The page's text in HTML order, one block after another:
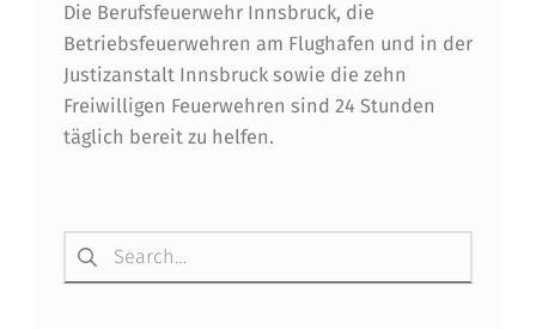
N
F
Ü
R
E
H
Die Berufsfeuerwehr Innsbruck, die
Betriebsfeuerwehren am Flughafen und in der
Justizanstalt Innsbruck sowie die zehn
Freiwilligen Feuerwehren sind 24 Stunden
täglich bereit zu helfen.
Suchen nach: